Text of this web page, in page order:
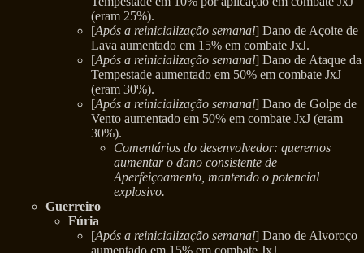
(eram 25%).
[Após a reinicialização semanal] Dano de Açoite de
Lava aumentado em 15% em combate JxJ.
[Após a reinicialização semanal] Dano de Ataque da
Tempestade aumentado em 50% em combate JxJ
(eram 30%).
[Após a reinicialização semanal] Dano de Golpe de
Vento aumentado em 50% em combate JxJ (eram
30%).
Comentários do desenvolvedor: queremos
aumentar o dano consistente de
Aperfeiçoamento, mantendo o potencial
explosivo.
Guerreiro
Fúria
[Após a reinicialização semanal] Dano de Alvoroço
aumentado em 15% em combate JxJ.